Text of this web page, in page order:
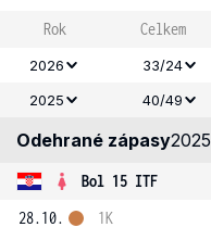
Rok Celkem
2026 33/24
2025 40/49
Odehrané zápasy2025
Bol 15 ITF
28.10.
1K